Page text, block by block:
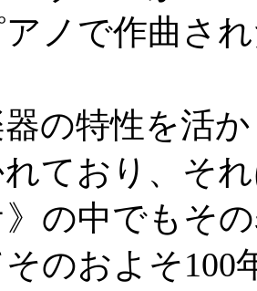
ノで作曲さ
の特性を活
ており、そ
》の中でもそ
のおよそ100